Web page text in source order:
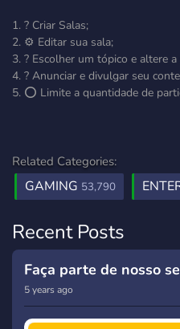
1. ? Criar Salas;
2. ⚙ Editar sua sala;
3. ? Escolher um tópico e altere
4. ? Anunciar e divulgar seu
5. ⭕ Limite a quantidade de
Related Categories:
GAMING 53,790
Recent Posts
Faça parte de nosso
5 years ago